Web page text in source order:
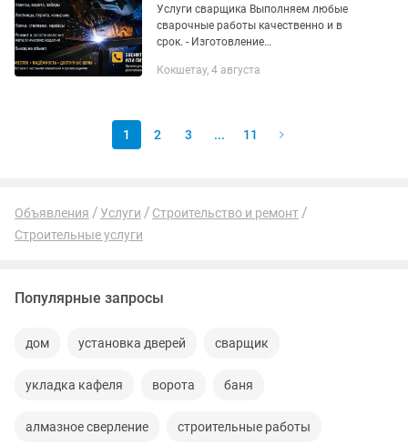
Услуги сварщика Выполняем любые
сварочные работы качественно и в
срок. - Изготовление
калитки, заборы. - Лестницы, перила,
Кокшетау, 4 августа
1 2 3 ... 11
Объявления Услуги
Строительство и ремонт
Строительные услуги
Популярные запросы
дом установка дверей сварщик
укладка кафеля ворота баня
алмазное сверление строительные работы